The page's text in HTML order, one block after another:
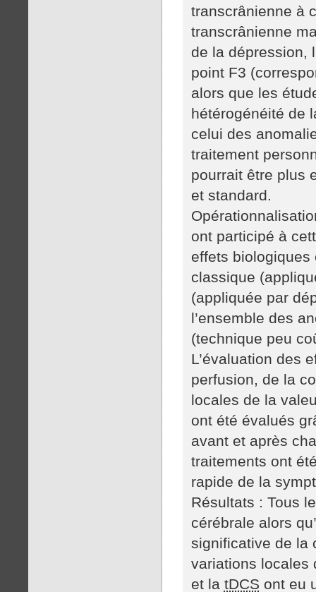
transcrânienne à
transcrânienne
de la dépression,
point F3
alors que les
hétérogénéité de
celui des
traitement
pourrait être plus
et standard.
ont participé à
effets
classique
(appliquée par
l’ensemble des
(technique peu
L’évaluation des
perfusion, de la
locales de la
ont été évalués
avant et après
traitements ont
rapide de la
Résultats : Tous
cérébrale alors
significative de la
variations locales
et la tDCS ont eu